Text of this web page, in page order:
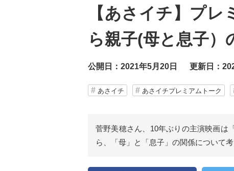
子
【あさイチ】プ
ら親子(母と息子
公開日：2021年5月20日 更新日：
あさイチ あさイチプレミアムトーク
菅野美穂さん、10年ぶりの主演映画は
ら、「母」と「息子」の関係について考